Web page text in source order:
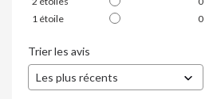
1 étoile 0
Trier les avis